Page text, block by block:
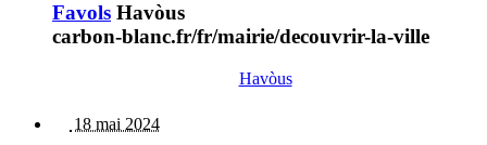
Favols Havòus
carbon-blanc.fr/fr/mairie/decouvrir-la-ville
Havòus
18 mai 2024